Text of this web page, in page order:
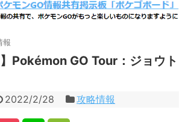
報
】Pokémon GO Tour：ジョウト
2022/2/28 攻略情報